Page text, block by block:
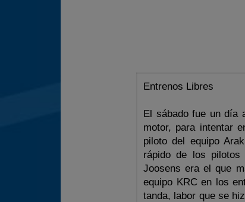
Entrenos Libres
El sábado fue un día
motor, para intentar
piloto del equipo
rápido de los
Joosens era el que
equipo KRC en los
tanda, labor que se